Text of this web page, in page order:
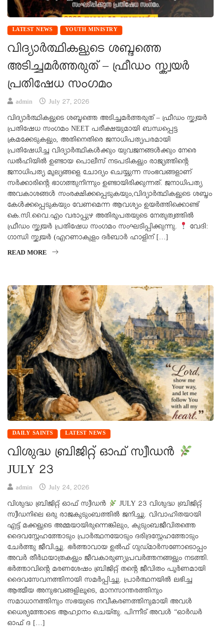
LATEST NEWS YOUTH MINISTRY
വിദ്യാർത്ഥികളുടെ ശബ്ദത്തെ
അടിച്ചമർത്തരുത് – ഫ്രീഡം സ്ക്വയർ
പ്രതിഷേധ സംഗമം
admin July 27, 2026
വിദ്യാർത്ഥികളുടെ ശബ്ദത്തെ അടിച്ചമർത്തരുത് – ഫ്രീഡം സ്ക്വയർ
പ്രതിഷേധ സംഗമം NEET പരീക്ഷയുമായി ബന്ധപ്പെട്ട
ക്രമക്കേടുകളും, അതിനെതിരെ ജനാധിപത്യപരമായി
പ്രതിഷേധിച്ച വിദ്യാർത്ഥികൾക്കും യുവജനങ്ങൾക്കും നേരെ
ഡൽഹിയിൽ ഉണ്ടായ പൊലീസ് നടപടികളും രാജ്യത്തിന്റെ
ജനാധിപത്യ മൂല്യങ്ങളെ ചോദ്യം ചെയ്യുന്ന സംഭവങ്ങളാണ്
സർക്കാരിൻ്റെ ഭാഗത്തുനിന്നും ഉണ്ടായിരിക്കുന്നത്. ജനാധിപത്യ
അവകാശങ്ങൾ സംരക്ഷിക്കപ്പെടുകയും,വിദ്യാർത്ഥികളുടെ ശബ്ദം
കേൾക്കപ്പെടുകയും വേണമെന്ന ആവശ്യം ഉയർത്തിക്കൊണ്ട്
കെ.സി.വൈ.എം വരാപ്പുഴ അതിരൂപതയുടെ നേതൃത്വത്തിൽ
ഫ്രീഡം സ്ക്വയർ പ്രതിഷേധ സംഗമം സംഘടിപ്പിക്കുന്നു.
വേദി:
ഗാന്ധി സ്ക്വയർ (എറണാകുളം ദർബാർ ഹാളിന് […]
READ MORE
DAILY SAINTS LATEST NEWS
വിശുദ്ധ ബ്രിജിറ്റ് ഓഫ് സ്വീഡൻ
JULY 23
admin July 24, 2026
വിശുദ്ധ ബ്രിജിറ്റ് ഓഫ് സ്വീഡൻ
JULY 23 വിശുദ്ധ ബ്രിജിറ്റ്
സ്വീഡനിലെ ഒരു രാജകുടുംബത്തിൽ ജനിച്ചു. വിവാഹിതയായി
എട്ട് മക്കളുടെ അമ്മയായിരുന്നെങ്കിലും, കുടുംബജീവിതത്തെ
ദൈവസ്നേഹത്തോടും പ്രാർത്ഥനയോടും ദരിദ്രസ്നേഹത്തോടും
ചേർത്തു ജീവിച്ചു. ഭർത്താവായ ഉൽഫ് ഗുഡ്മാർസണോടൊപ്പം
അവർ തീർഥയാത്രകളും ജീവകാരുണ്യപ്രവർത്തനങ്ങളും നടത്തി.
ഭർത്താവിന്റെ മരണശേഷം ബ്രിജിറ്റ് തന്റെ ജീവിതം പൂർണമായി
ദൈവസേവനത്തിനായി സമർപ്പിച്ചു. പ്രാർത്ഥനയിൽ ലഭിച്ച
ആത്മീയ അനുഭവങ്ങളിലൂടെ, മാനസാന്തരത്തിനും
സമാധാനത്തിനും സഭയുടെ നവീകരണത്തിനുമായി അവൾ
ധൈര്യത്തോടെ ആഹ്വാനം ചെയ്തു. പിന്നീട് അവൾ “ഓർഡർ
ഓഫ് ദ […]